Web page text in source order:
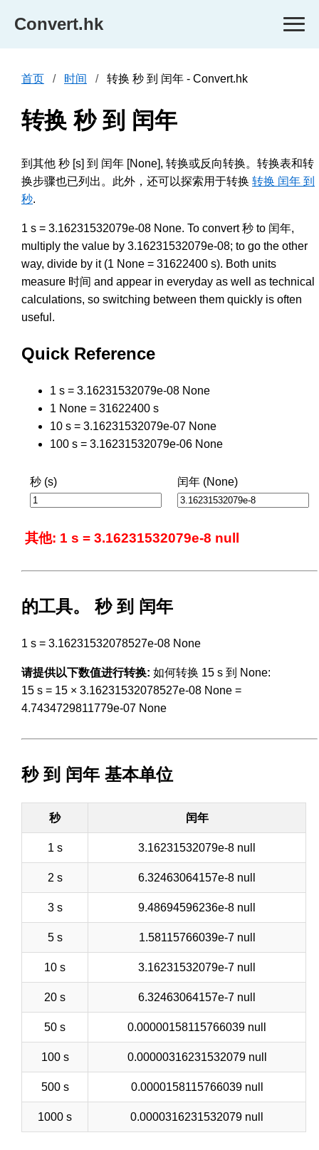
Convert.hk
首页 时间 转换 秒 到 闰年 - Convert.hk
转换 秒 到 闰年
到其他 秒 [s] 到 闰年 [None], 转换或反向转换。转换表和转
换步骤也已列出。此外，还可以探索用于转换 转换 闰年 到
秒.
1 s = 3.16231532079e-08 None. To convert 秒 to 闰年,
multiply the value by 3.16231532079e-08; to go the other
way, divide by it (1 None = 31622400 s). Both units
measure 时间 and appear in everyday as well as technical
calculations, so switching between them quickly is often
useful.
Quick Reference
1 s = 3.16231532079e-08 None
1 None = 31622400 s
10 s = 3.16231532079e-07 None
100 s = 3.16231532079e-06 None
秒 (s) 闰年 (None)
其他: 1 s = 3.16231532079e-8 null
的工具。 秒 到 闰年
1 s = 3.16231532078527e-08 None
请提供以下数值进行转换: 如何转换 15 s 到 None:
15 s = 15 × 3.16231532078527e-08 None =
4.7434729811779e-07 None
秒 到 闰年 基本单位
秒 闰年
1 s 3.16231532079e-8 null
2 s 6.32463064157e-8 null
3 s 9.48694596236e-8 null
5 s 1.58115766039e-7 null
10 s 3.16231532079e-7 null
20 s 6.32463064157e-7 null
50 s 0.00000158115766039 null
100 s 0.00000316231532079 null
500 s 0.0000158115766039 null
1000 s 0.0000316231532079 null